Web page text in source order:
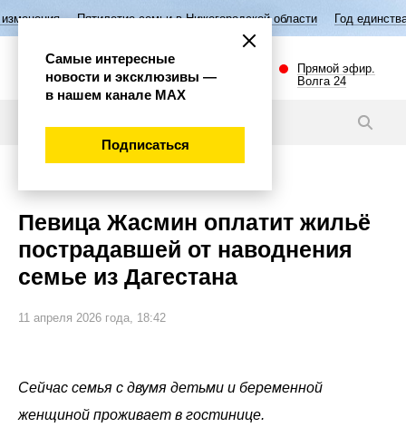
семьи в Нижегородской области Год единства народов
Прямой эфир.
Волга 24
Певица Жасмин оплатит жильё
пострадавшей от наводнения
семье из Дагестана
11 апреля 2026 года, 18:42
Сейчас семья с двумя детьми и беременной
женщиной проживает в гостинице.
Самые интересные
новости и эксклюзивы —
в нашем канале МАХ
Подписаться